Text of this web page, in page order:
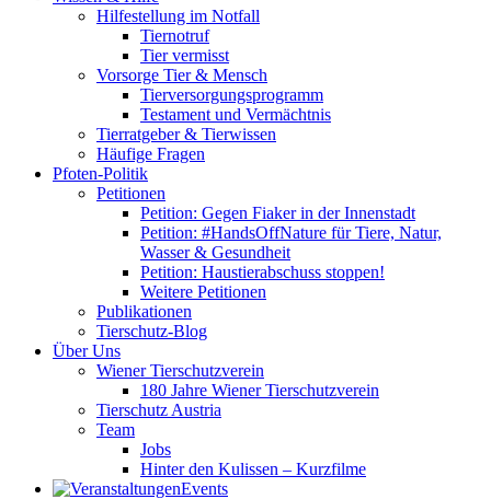
Hilfestellung im Notfall
Tiernotruf
Tier vermisst
Vorsorge Tier & Mensch
Tierversorgungsprogramm
Testament und Vermächtnis
Tierratgeber & Tierwissen
Häufige Fragen
Pfoten-Politik
Petitionen
Petition: Gegen Fiaker in der Innenstadt
Petition: #HandsOffNature für Tiere, Natur,
Wasser & Gesundheit
Petition: Haustierabschuss stoppen!
Weitere Petitionen
Publikationen
Tierschutz-Blog
Über Uns
Wiener Tierschutzverein
180 Jahre Wiener Tierschutzverein
Tierschutz Austria
Team
Jobs
Hinter den Kulissen – Kurzfilme
Events